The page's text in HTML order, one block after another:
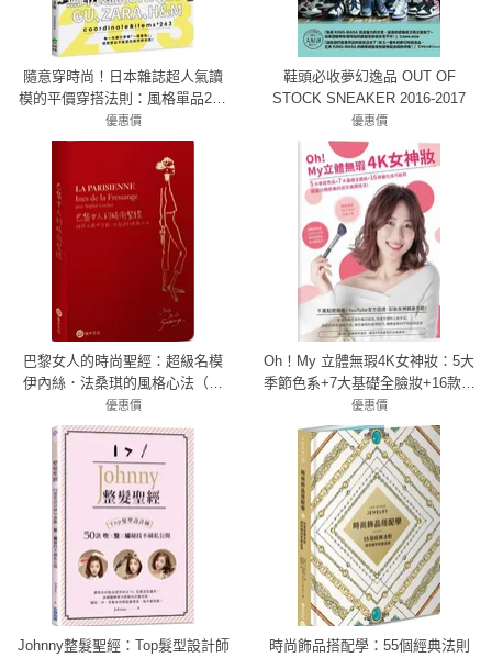
隨意穿時尚！日本雜誌超人氣讀
模的平價穿搭法則：風格單品263
選，無印良品、UNIQLO、GU、
ZARA、H&M年間好感穿搭計畫
優惠價
79折 253元
鞋頭必收夢幻逸品 OUT OF
STOCK SNEAKER 2016-2017
優惠價
79折 379元
巴黎女人的時尚聖經：超級名模
伊內絲．法桑琪的風格心法（全
新修訂版）
優惠價
79折 537元
Oh！My 立體無瑕4K女神妝：5大
季節色系+7大基礎全臉妝+16款變
化技巧妝效，超越日韓歐美的逆
天美顏技法！
優惠價
79折 277元
Johnny整髮聖經：Top髮型設計師
時尚飾品搭配學：55個經典法則